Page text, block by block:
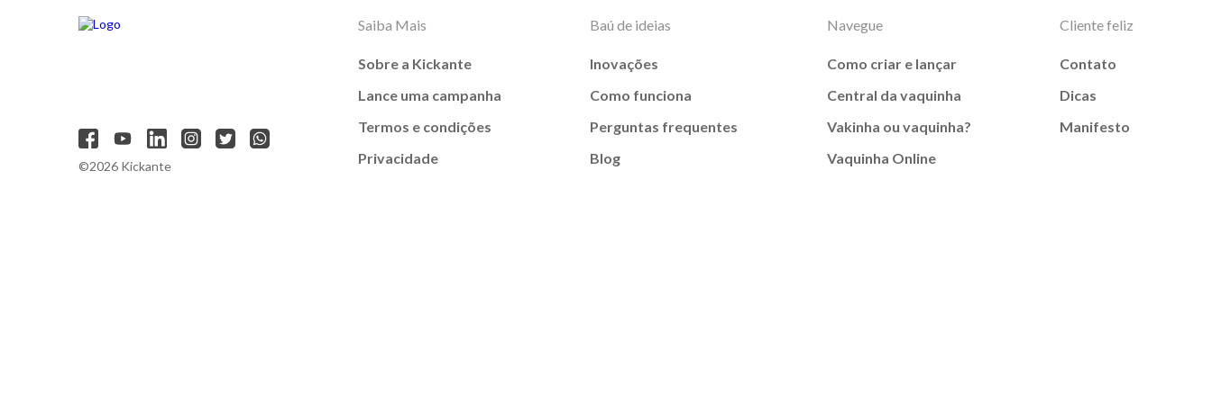
©2026 Kickante
Saiba Mais
Sobre a Kickante
Lance uma campanha
Termos e condições
Privacidade
Baú de ideias
Inovações
Como funciona
Perguntas frequentes
Blog
Navegue
Como criar e lançar
Central da vaquinha
Vakinha ou vaquinha?
Vaquinha Online
Cliente feliz
Contato
Dicas
Manifesto